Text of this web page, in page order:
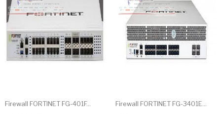
Firewall FORTINET FG-401F...
Firewall FORTINET FG-3401E...